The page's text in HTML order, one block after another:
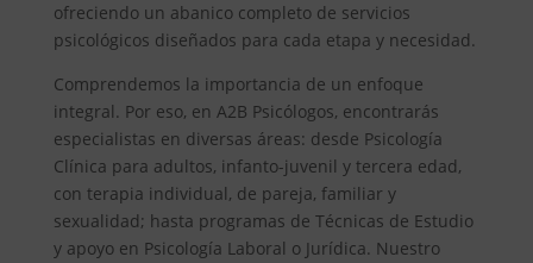
ofreciendo un abanico completo de servicios
psicológicos diseñados para cada etapa y necesidad.
Comprendemos la importancia de un enfoque
integral. Por eso, en A2B Psicólogos, encontrarás
especialistas en diversas áreas: desde Psicología
Clínica para adultos, infanto-juvenil y tercera edad,
con terapia individual, de pareja, familiar y
sexualidad; hasta programas de Técnicas de Estudio
y apoyo en Psicología Laboral o Jurídica. Nuestro